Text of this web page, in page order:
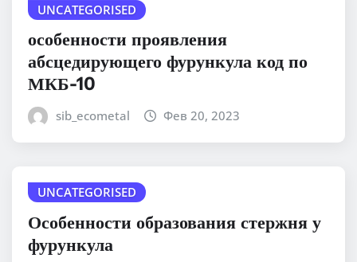
UNCATEGORISED
особенности проявления
абсцедирующего фурункула код по
МКБ-10
sib_ecometal Фев 20, 2023
UNCATEGORISED
Особенности образования стержня у
фурункула